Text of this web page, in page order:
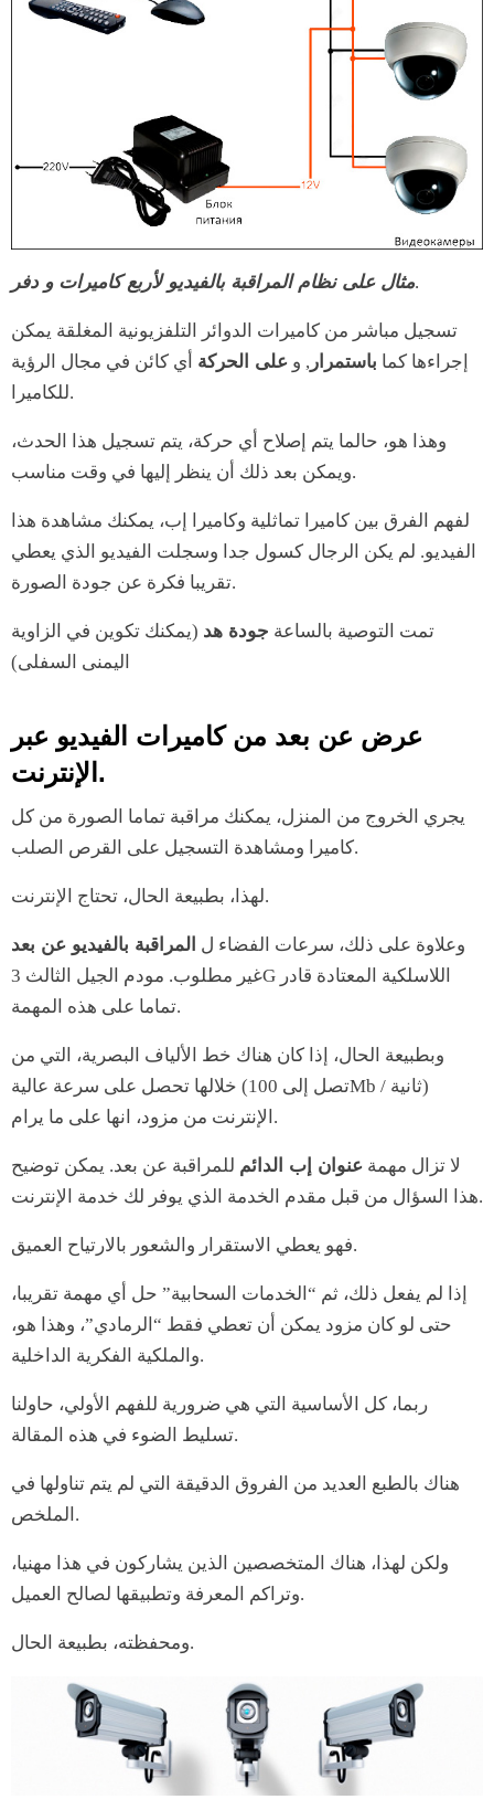
مثال على نظام المراقبة بالفيديو لأربع كاميرات و دفر.
تسجيل مباشر من كاميرات الدوائر التلفزيونية المغلقة يمكن
إجراءها كما باستمرار , و على الحركة أي كائن في مجال الرؤية
للكاميرا.
وهذا هو، حالما يتم إصلاح أي حركة، يتم تسجيل هذا الحدث،
ويمكن بعد ذلك أن ينظر إليها في وقت مناسب.
لفهم الفرق بين كاميرا تماثلية وكاميرا إب، يمكنك مشاهدة هذا
الفيديو. لم يكن الرجال كسول جدا وسجلت الفيديو الذي يعطي
تقريبا فكرة عن جودة الصورة.
تمت التوصية بالساعة جودة هد (يمكنك تكوين في الزاوية
اليمنى السفلى)
عرض عن بعد من كاميرات الفيديو عبر
الإنترنت.
يجري الخروج من المنزل، يمكنك مراقبة تماما الصورة من كل
كاميرا ومشاهدة التسجيل على القرص الصلب.
لهذا، بطبيعة الحال، تحتاج الإنترنت.
وعلاوة على ذلك، سرعات الفضاء ل المراقبة بالفيديو عن بعد
غير مطلوب. مودم الجيل الثالث 3G اللاسلكية المعتادة قادر
تماما على هذه المهمة.
وبطبيعة الحال، إذا كان هناك خط الألياف البصرية، التي من
خلالها تحصل على سرعة عالية (تصل إلى 100Mb / ثانية)
الإنترنت من مزود، انها على ما يرام.
لا تزال مهمة عنوان إب الدائم للمراقبة عن بعد. يمكن توضيح
هذا السؤال من قبل مقدم الخدمة الذي يوفر لك خدمة الإنترنت.
فهو يعطي الاستقرار والشعور بالارتياح العميق.
إذا لم يفعل ذلك، ثم “الخدمات السحابية” حل أي مهمة تقريبا،
حتى لو كان مزود يمكن أن تعطي فقط “الرمادي”، وهذا هو،
والملكية الفكرية الداخلية.
ربما، كل الأساسية التي هي ضرورية للفهم الأولي، حاولنا
تسليط الضوء في هذه المقالة.
هناك بالطبع العديد من الفروق الدقيقة التي لم يتم تناولها في
الملخص.
ولكن لهذا، هناك المتخصصين الذين يشاركون في هذا مهنيا،
وتراكم المعرفة وتطبيقها لصالح العميل.
ومحفظته، بطبيعة الحال.